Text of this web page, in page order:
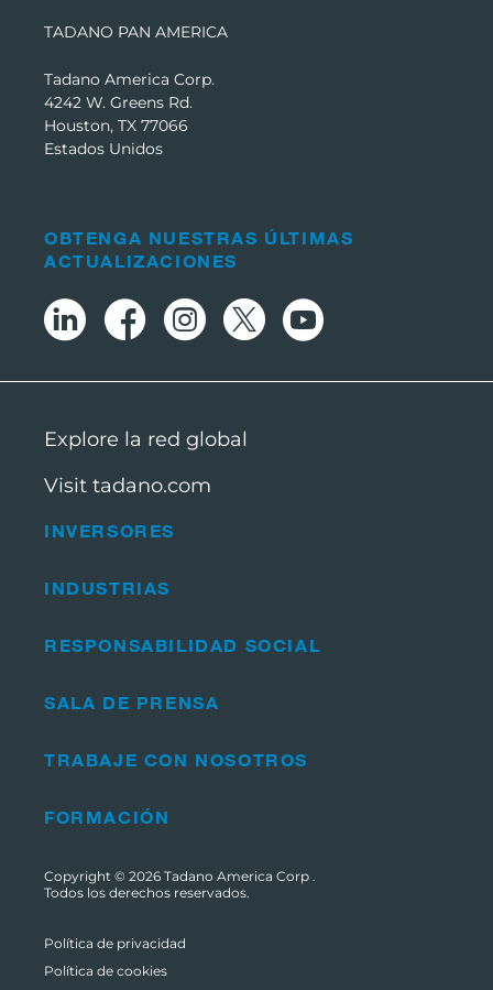
TADANO PAN AMERICA
Tadano America Corp.
4242 W. Greens Rd.
Houston, TX 77066
Estados Unidos
INVERSORES
INDUSTRIAS
RESPONSABILIDAD SOCIAL
SALA DE PRENSA
TRABAJE CON NOSOTROS
FORMACIÓN
OBTENGA NUESTRAS ÚLTIMAS
ACTUALIZACIONES
Explore la red global
Visit tadano.com
Copyright © 2026 Tadano America Corp .
Todos los derechos reservados.
Política de privacidad
Política de cookies